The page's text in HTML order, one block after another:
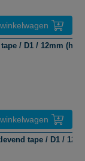
/ D1 / 12mm
tape / D1 /